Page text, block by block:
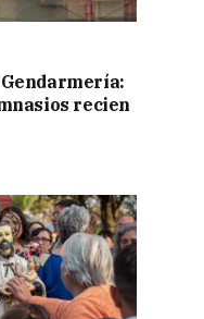
recien